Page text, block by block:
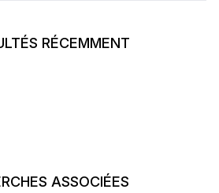
RÉCEMMENT
ASSOCIÉES